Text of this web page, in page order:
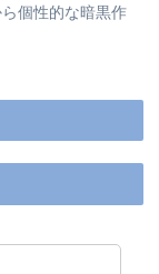
個性的な暗黒作